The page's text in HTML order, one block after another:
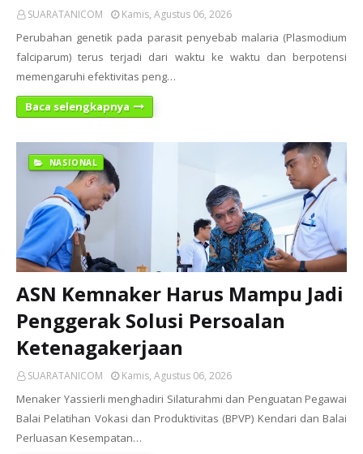
SUARATANICOM Kamis, Agustus 06, 2026
Perubahan genetik pada parasit penyebab malaria (Plasmodium
falciparum) terus terjadi dari waktu ke waktu dan berpotensi
memengaruhi efektivitas peng…
Baca selengkapnya
NASIONAL
ASN Kemnaker Harus Mampu Jadi
Penggerak Solusi Persoalan
Ketenagakerjaan
SUARATANICOM Kamis, Agustus 06, 2026
Menaker Yassierli menghadiri Silaturahmi dan Penguatan Pegawai
Balai Pelatihan Vokasi dan Produktivitas (BPVP) Kendari dan Balai
Perluasan Kesempatan…